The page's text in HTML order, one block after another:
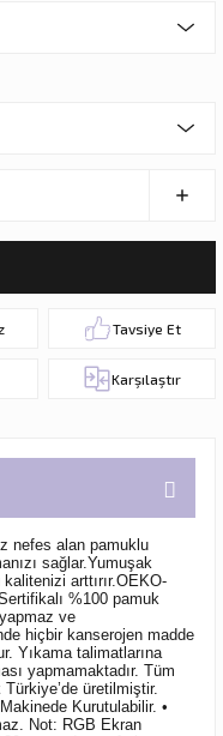
Tavsiye Et
Karşılaştır
nefes alan pamuklu
sağlar.Yumuşak
arttırır.OEKO-
%100 pamuk
ve
hiçbir kanserojen madde
Yıkama talimatlarına
yapmamaktadır. Tüm
Türkiye’de üretilmiştir.
Kurutulabilir. •
Not: RGB Ekran